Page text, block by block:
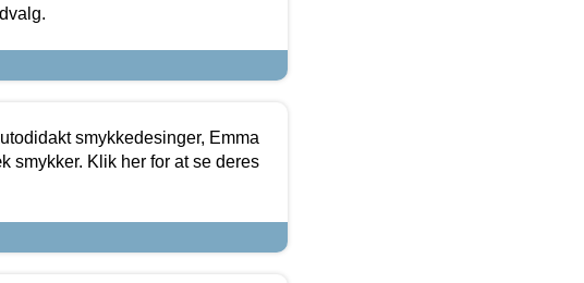
smykkedesinger, Emma
smykker. Klik her for at se deres